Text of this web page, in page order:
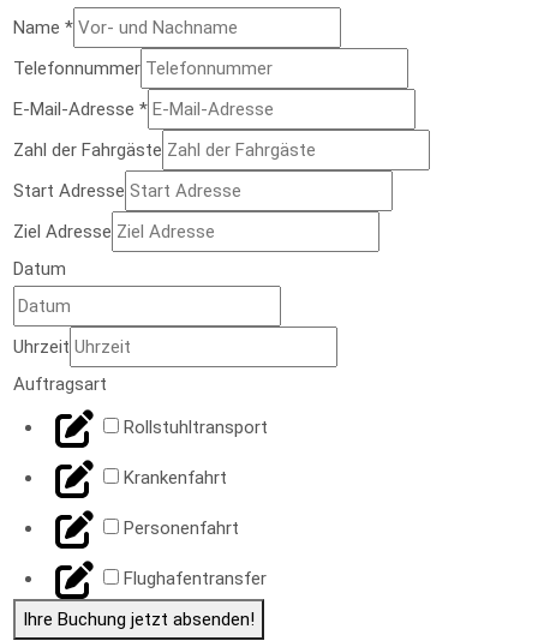
Name*
Telefonnummer
E-Mail-Adresse*
Zahl der Fahrgäste
Start Adresse
Ziel Adresse
Datum
Uhrzeit
E-Mail-
Adresse
Uhrzeit
Adresse
Auftragsart
Rollstuhltransport
Krankenfahrt
Personenfahrt
Flughafentransfer
Ihre Buchung jetzt absenden!